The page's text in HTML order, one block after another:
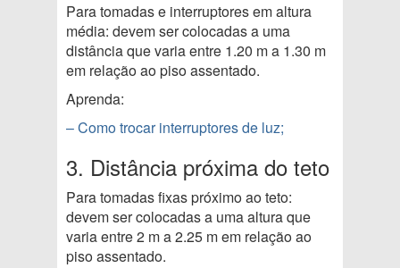
Para tomadas e interruptores em altura
média: devem ser colocadas a uma
distância que varia entre 1.20 m a 1.30 m
em relação ao piso assentado.
Aprenda:
– Como trocar interruptores de luz;
3. Distância próxima do teto
Para tomadas fixas próximo ao teto:
devem ser colocadas a uma altura que
varia entre 2 m a 2.25 m em relação ao
piso assentado.